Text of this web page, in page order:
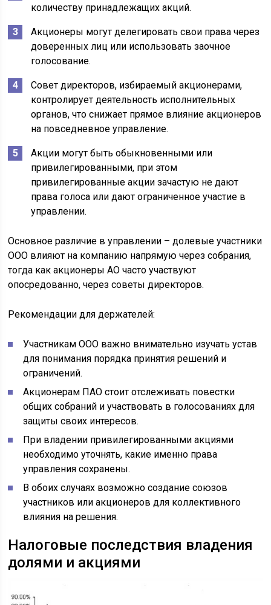
количеству принадлежащих акций.
Акционеры могут делегировать свои права через
доверенных лиц или использовать заочное
голосование.
Совет директоров, избираемый акционерами,
контролирует деятельность исполнительных
органов, что снижает прямое влияние акционеров
на повседневное управление.
Акции могут быть обыкновенными или
привилегированными, при этом
привилегированные акции зачастую не дают
права голоса или дают ограниченное участие в
управлении.
Основное различие в управлении – долевые участники
ООО влияют на компанию напрямую через собрания,
тогда как акционеры АО часто участвуют
опосредованно, через советы директоров.
Рекомендации для держателей:
Участникам ООО важно внимательно изучать устав
для понимания порядка принятия решений и
ограничений.
Акционерам ПАО стоит отслеживать повестки
общих собраний и участвовать в голосованиях для
защиты своих интересов.
При владении привилегированными акциями
необходимо уточнять, какие именно права
управления сохранены.
В обоих случаях возможно создание союзов
участников или акционеров для коллективного
влияния на решения.
Налоговые последствия владения
долями и акциями